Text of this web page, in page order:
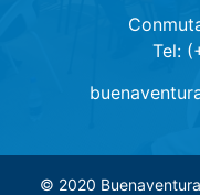
Tel:
© 2020